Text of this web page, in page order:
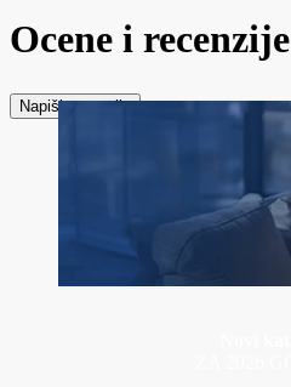
Ocene i recenzije
Napiši recenziju